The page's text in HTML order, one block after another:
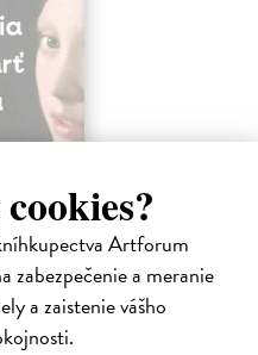
Artforum
zabezpečenie a meranie
a zaistenie vášho
NAŠICH DNÍ:
Vojna a mier medzi
20. storočia, ale ich